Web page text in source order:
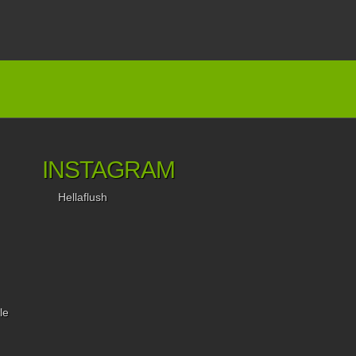
INSTAGRAM
Hellaflush